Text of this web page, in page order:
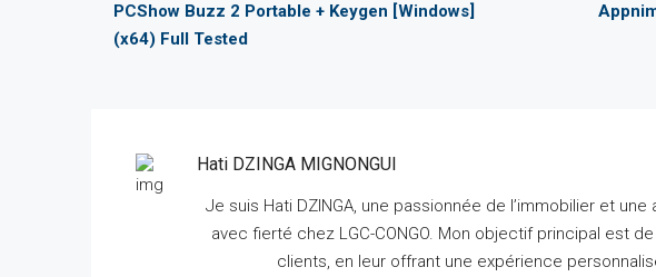
PCShow Buzz 2 Portable + Keygen [Windows]
(x64) Full Tested
Hati DZINGA MIGNONGUI
Je suis Hati DZINGA, une passionnée de l’immobilier et
avec fierté chez LGC-CONGO. Mon objectif principal est
clients, en leur offrant une expérience